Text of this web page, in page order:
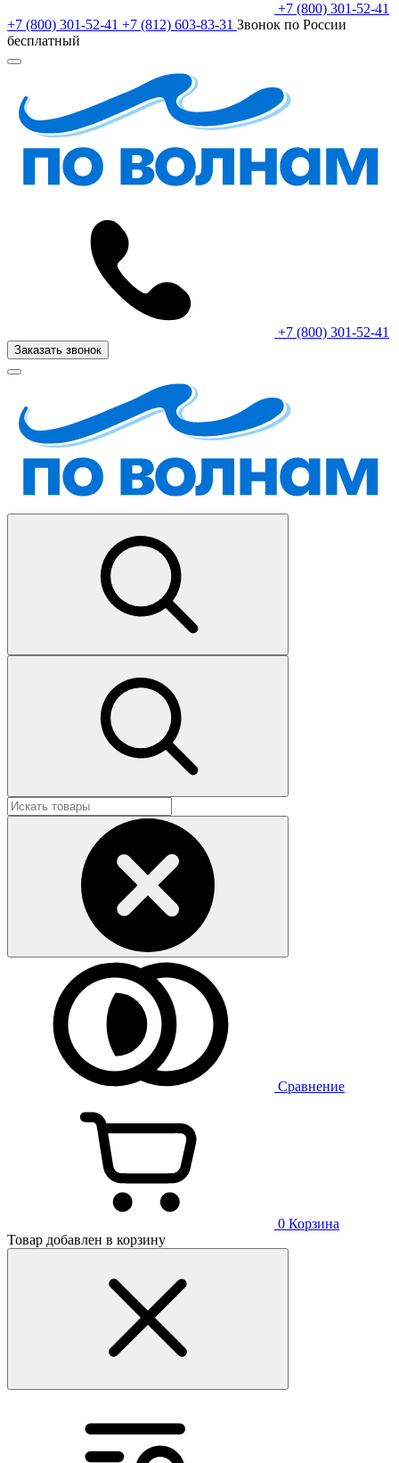
+7 (800) 301-52-41
+7 (800) 301-52-41 +7 (812) 603-83-31 Звонок по России
бесплатный
+7 (800) 301-52-41
Заказать звонок
Сравнение
0 Корзина
Товар добавлен в корзину